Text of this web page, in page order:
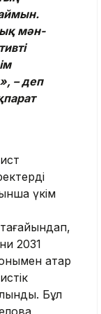
мән-
– деп
үкім
2031
қатар
Бұл